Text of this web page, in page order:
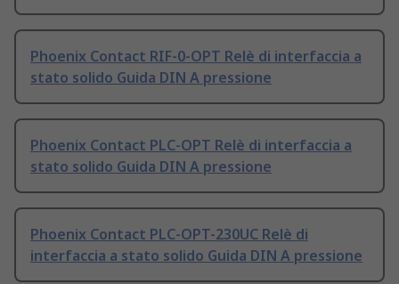
Phoenix Contact RIF-0-OPT Relè di interfaccia a
stato solido Guida DIN A pressione
Phoenix Contact PLC-OPT Relè di interfaccia a
stato solido Guida DIN A pressione
Phoenix Contact PLC-OPT-230UC Relè di
interfaccia a stato solido Guida DIN A pressione